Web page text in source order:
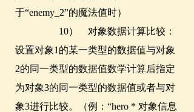
于“enemy_2”的魔法值时）
10） 对象数据计算比较：
设置对象1的某一类型的数据值与对象
2的同一类型的数据值数学计算后指定
为对象3的同一类型的数据值或者与对
象3进行比较。（例：“hero * 对象信息